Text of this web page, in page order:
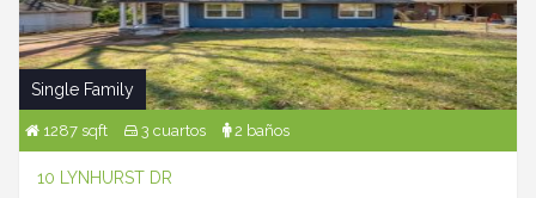
Single Family
1287 sqft 3 cuartos 2 baños
10 LYNHURST DR